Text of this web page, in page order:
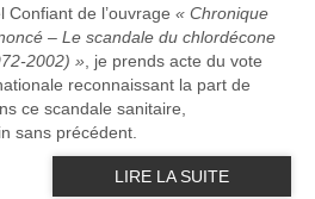
de l’ouvrage « Chronique
– Le scandale du chlordécone
2002) » , je prends acte du vote
reconnaissant la part de
ce scandale sanitaire,
sans précédent.
LIRE LA SUITE